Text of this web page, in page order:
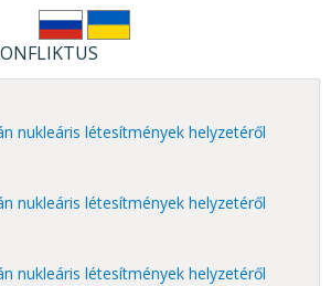
nukleáris létesítmények helyzetéről
nukleáris létesítmények helyzetéről
nukleáris létesítmények helyzetéről